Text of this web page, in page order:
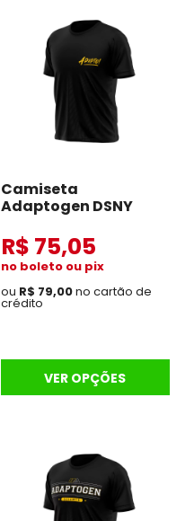
Camiseta
Adaptogen DSNY
R$ 75,05
no boleto ou pix
ou R$ 79,00no cartão de
crédito
VER OPÇÕES